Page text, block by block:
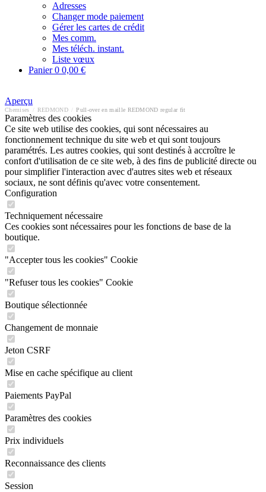
Adresses
Changer mode paiement
Gérer les cartes de crédit
Mes comm.
Mes téléch. instant.
Liste vœux
Panier0 0,00 €
Aperçu
Chemises REDMOND Pull-over en maille REDMOND regular fit
Paramètres des cookies
Ce site web utilise des cookies, qui sont nécessaires au
fonctionnement technique du site web et qui sont toujours
paramétrés. Les autres cookies, qui sont destinés à accroître le
confort d'utilisation de ce site web, à des fins de publicité directe ou
pour simplifier l'interaction avec d'autres sites web et réseaux
sociaux, ne sont définis qu'avec votre consentement.
Configuration
Techniquement nécessaire
Ces cookies sont nécessaires pour les fonctions de base de la
boutique.
"Accepter tous les cookies" Cookie
"Refuser tous les cookies" Cookie
Boutique sélectionnée
Changement de monnaie
Jeton CSRF
Mise en cache spécifique au client
Paiements PayPal
Paramètres des cookies
Prix individuels
Reconnaissance des clients
Session